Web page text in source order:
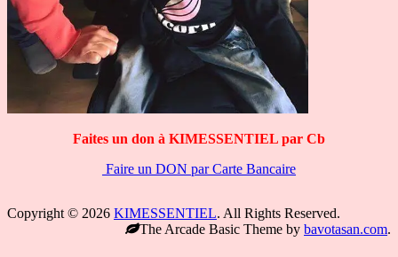
Faites un don à KIMESSENTIEL par Cb
Faire un DON par Carte Bancaire
Copyright © 2026 KIMESSENTIEL. All Rights Reserved.
The Arcade Basic Theme by bavotasan.com.